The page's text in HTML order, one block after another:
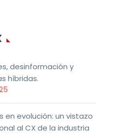
desinformación y
híbridas.
en evolución: un vistazo
al CX de la industria